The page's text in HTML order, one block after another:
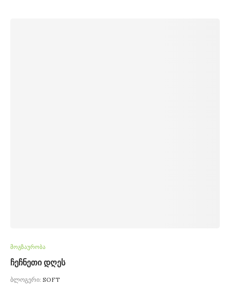
მოგზაურობა
ჩეჩნეთი დღეს
ბლოგერი: SOFT